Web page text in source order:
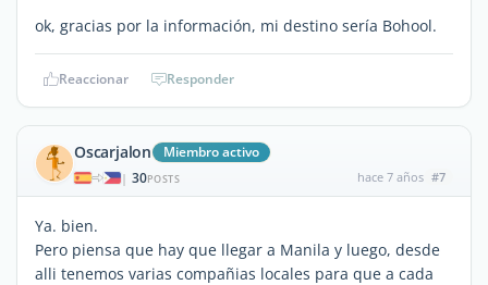
ok, gracias por la información, mi destino sería Bohool.
Reaccionar Responder
Oscarjalon Miembro activo
| 30POSTS hace 7 años #7
Ya. bien.
Pero piensa que hay que llegar a Manila y luego, desde
alli tenemos varias compañias locales para que a cada